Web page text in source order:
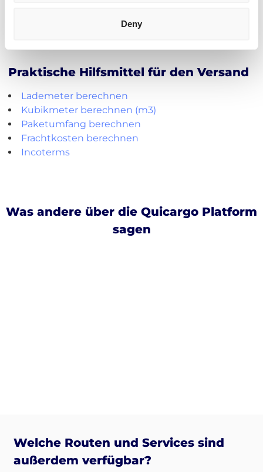
Deny
• Direkte Angebote • Kein Abonnement
Praktische Hilfsmittel für den Versand
Lademeter berechnen
Kubikmeter berechnen (m3)
Paketumfang berechnen
Frachtkosten berechnen
Incoterms
Was andere über die Quicargo Platform
sagen
Welche Routen und Services sind
außerdem verfügbar?